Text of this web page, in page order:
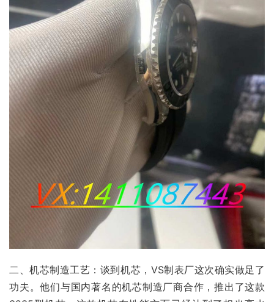
二、机芯制造工艺：谈到机芯，VS制表厂这次确实做足了
功夫。他们与国内著名的机芯制造厂商合作，推出了这款